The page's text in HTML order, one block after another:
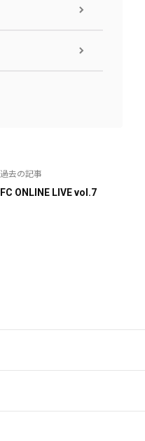
過去の記事
FC ONLINE LIVE vol.7